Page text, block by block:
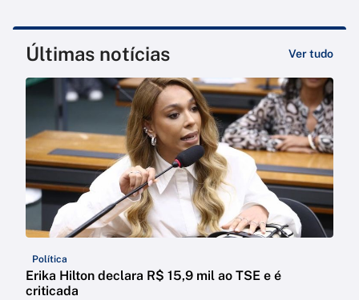
Últimas notícias Ver tudo
Política
Erika Hilton declara R$ 15,9 mil ao TSE e é
criticada